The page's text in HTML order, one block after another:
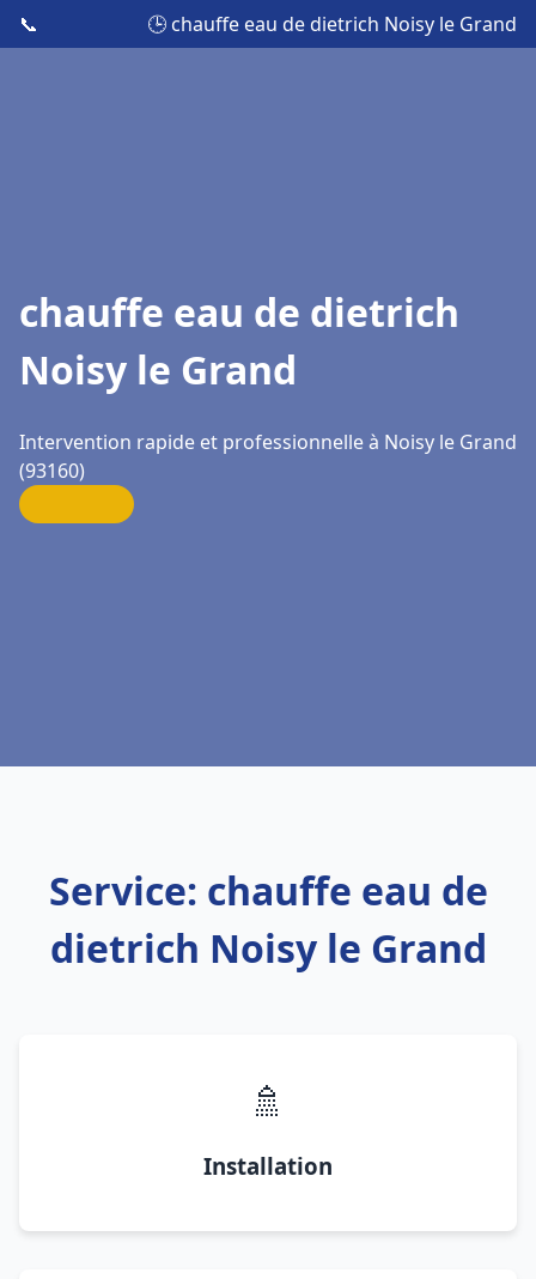
📞 🕒 chauffe eau de dietrich Noisy le Grand
chauffe eau de dietrich
Noisy le Grand
Intervention rapide et professionnelle à Noisy le Grand
(93160)
Service: chauffe eau de
dietrich Noisy le Grand
🚿
Installation